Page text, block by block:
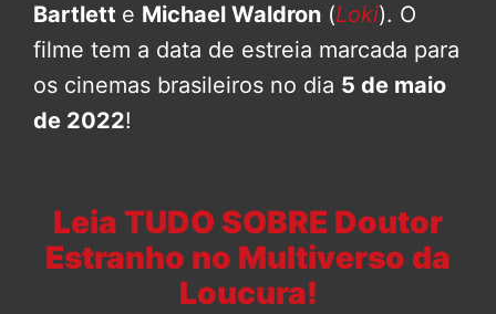
Bartlett e Michael Waldron (Loki). O
filme tem a data de estreia marcada para
os cinemas brasileiros no dia 5 de maio
de 2022!
Leia TUDO SOBRE Doutor
Estranho no Multiverso da
Loucura!